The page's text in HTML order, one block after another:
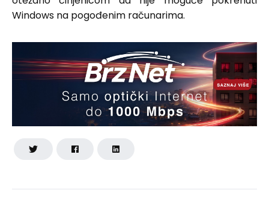
Windows na pogođenim računarima.